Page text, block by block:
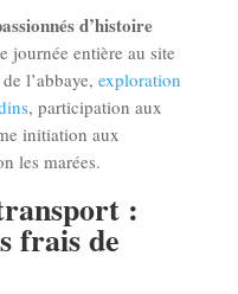
d’histoire
journée entière au site
l’abbaye, exploration
, participation aux
initiation aux
les marées.
:
frais de